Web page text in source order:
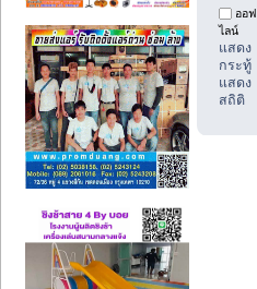
ออฟ
ไลน์
แสดง
กระทู้
แสดง
สถิติ